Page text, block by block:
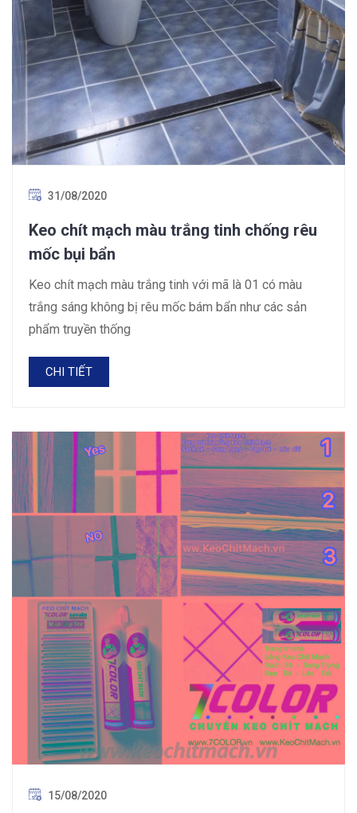
31/08/2020
Keo chít mạch màu trắng tinh chống rêu
mốc bụi bẩn
Keo chít mạch màu trắng tinh với mã là 01 có màu
trắng sáng không bị rêu mốc bám bẩn như các sản
phẩm truyền thống
CHI TIẾT
15/08/2020